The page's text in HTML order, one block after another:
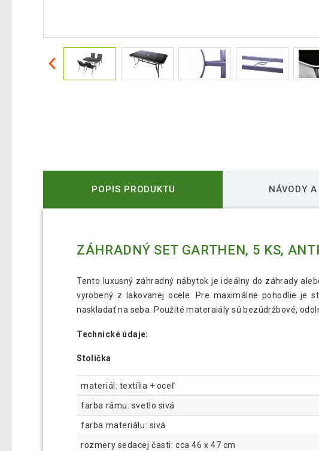
POPIS PRODUKTU NÁVODY
ZÁHRADNÝ SET GARTHEN, 5 KS,
Tento luxusný záhradný nábytok je ideálny do záhrady
vyrobený z lakovanej ocele. Pre maximálne pohodlie je
naskladať na seba. Použité materaiály sú bezúdržbové,
Technické údaje:
Stolička
materiál: textília + oceľ
farba rámu: svetlo sivá
farba materiálu: sivá
rozmery sedacej časti: cca 46 x 47 cm